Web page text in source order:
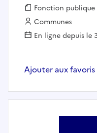
Fonction publique
Fonction
Employeur :
Communes
En ligne depuis le
Ajouter aux favoris